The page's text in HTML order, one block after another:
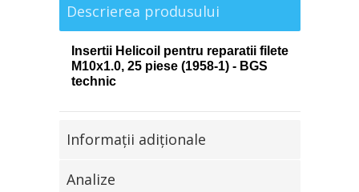
Descrierea produsului
Insertii Helicoil pentru reparatii filete
M10x1.0, 25 piese (1958-1) - BGS
technic
Informaţii adiţionale
Analize